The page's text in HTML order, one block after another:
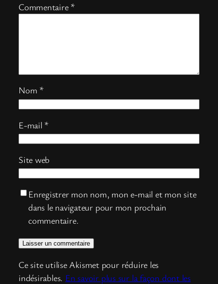
Commentaire *
Nom *
E-mail *
Site web
Enregistrer mon nom, mon e-mail et mon site
dans le navigateur pour mon prochain
commentaire.
Ce site utilise Akismet pour réduire les
indésirables. En savoir plus sur la façon dont les